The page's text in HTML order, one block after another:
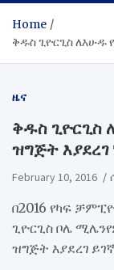
Home
ቅዱስ ጊዮርጊስ ለእሁዱ
ዜና
ቅዱስ ጊዮርጊስ
ዝግጅት እያደረገ
February 10, 2016
በ2016 የካፍ
ጊዮርጊስ ቦሌ
ዝግጅት እያደረገ